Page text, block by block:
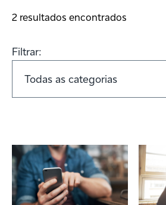
2 resultados encontrados
Filtrar: